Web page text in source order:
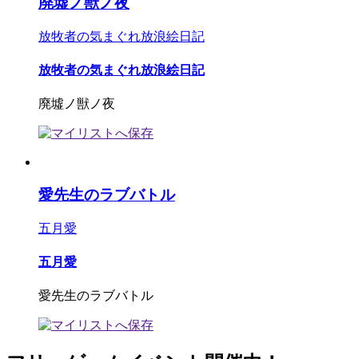
放牧者の気まぐれ放浪絵日記
放牧者の気まぐれ放浪絵日記
廃墟ノ獣ノ夜
愛先生のラブバトル
五月愛
五月愛
愛先生のラブバトル